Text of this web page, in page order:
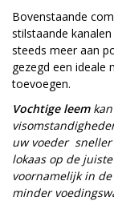
Bovenstaande
stilstaande
steeds meer aan
gezegd een
toevoegen.
Vochtige leemkan
uw voeder
lokaas op de
voornamelijk in
minder